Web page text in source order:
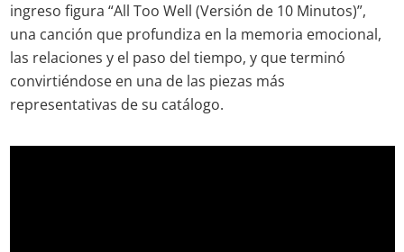
ingreso figura “All Too Well (Versión de 10 Minutos)”,
una canción que profundiza en la memoria emocional,
las relaciones y el paso del tiempo, y que terminó
convirtiéndose en una de las piezas más
representativas de su catálogo.